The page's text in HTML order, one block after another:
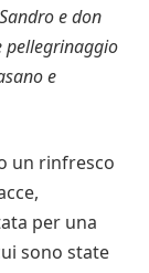
e don
pellegrinaggio
e
un rinfresco
per una
sono state